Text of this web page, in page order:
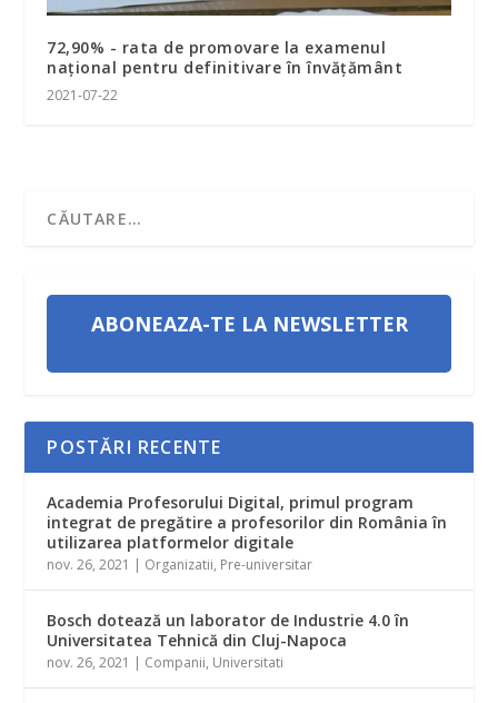
72,90% - rata de promovare la examenul
naţional pentru definitivare în învăţământ
2021-07-22
ABONEAZA-TE LA NEWSLETTER
POSTĂRI RECENTE
Academia Profesorului Digital, primul program
integrat de pregătire a profesorilor din România în
utilizarea platformelor digitale
nov. 26, 2021 | Organizatii, Pre-universitar
Bosch dotează un laborator de Industrie 4.0 în
Universitatea Tehnică din Cluj-Napoca
nov. 26, 2021 | Companii, Universitati